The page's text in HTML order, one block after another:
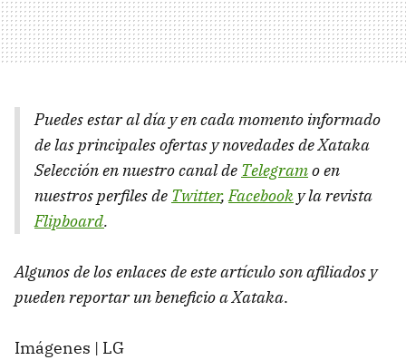
Puedes estar al día y en cada momento informado
de las principales ofertas y novedades de Xataka
Selección en nuestro canal de Telegramo en
nuestros perfiles de Twitter,Facebook y la revista
Flipboard.
Algunos de los enlaces de este artículo son afiliados y
pueden reportar un beneficio a Xataka.
Imágenes | LG